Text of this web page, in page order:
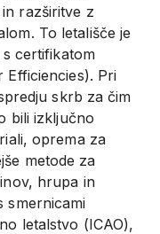
razširitve z
To letališče je
certifikatom
Efficiencies). Pri
skrb za čim
bili izključno
oprema za
metode za
hrupa in
smernicami
letalstvo (ICAO),